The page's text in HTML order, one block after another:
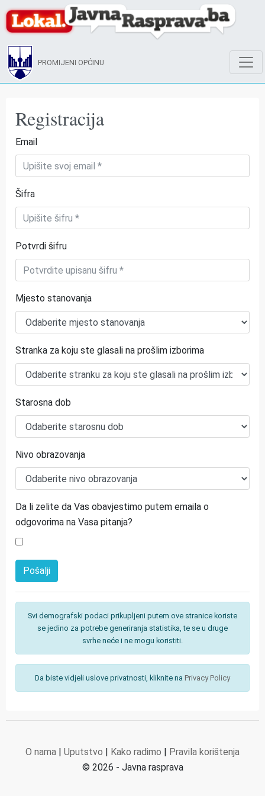
PROMIJENI OPĆINU
Registracija
Email
Šifra
Potvrdi šifru
Mjesto stanovanja
Stranka za koju ste glasali na prošlim izborima
Starosna dob
Nivo obrazovanja
Da li zelite da Vas obavjestimo putem emaila o
odgovorima na Vasa pitanja?
Svi demografski podaci prikupljeni putem ove stranice koriste
se jedino za potrebe generiranja statistika, te se u druge
svrhe neće i ne mogu koristiti.
Da biste vidjeli uslove privatnosti, kliknite na Privacy Policy
O nama | Uputstvo | Kako radimo | Pravila korištenja
© 2026 - Javna rasprava